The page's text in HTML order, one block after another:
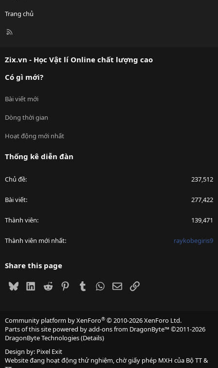
Trang chủ
R
Zix.vn - Học Vật lí Online chất lượng cao
Có gì mới?
Bài viết mới
Dòng thời gian
Hoạt động mới nhất
Thống kê diễn đàn
Chủ đề 237,512
Bài viết 277,422
Thành viên 139,471
Thành viên mới nhất raykobegiris9
Share this page
BlueskyLinkedIn
Reddit PinterestTumblrWhatsApp
EmailLink
Community platform by XenForo® © 2010-2026 XenForo Ltd.
Parts of this site powered byadd-ons from DragonByte™©2011-2026
DragonByte Technologies(Details)
Design by: Pixel Exit
Website đang hoạt động thử nghiệm, chờ giấy phép MXH của Bộ TT &